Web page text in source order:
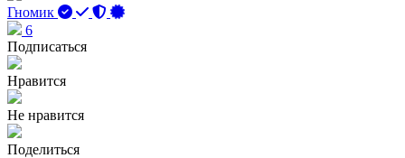
Гномик
6
Подписаться
Нравится
Не нравится
Поделиться